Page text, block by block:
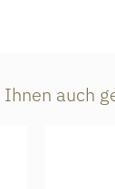
Ihnen auch